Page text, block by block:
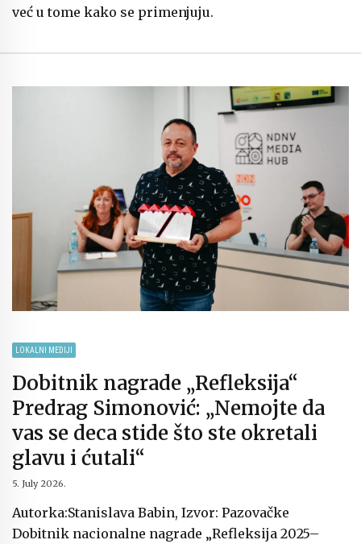
već u tome kako se primenjuju.
LOKALNI MEDIJI
Dobitnik nagrade „Refleksija“
Predrag Simonović: „Nemojte da
vas se deca stide što ste okretali
glavu i ćutali“
5. July 2026.
Autorka:Stanislava Babin, Izvor: Pazovačke
Dobitnik nacionalne nagrade „Refleksija 2025–